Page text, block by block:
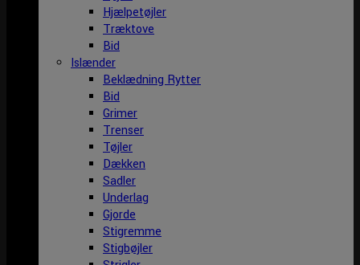
Hjælpetøjler
Træktove
Bid
Islænder
Beklædning Rytter
Bid
Grimer
Trenser
Tøjler
Dækken
Sadler
Underlag
Gjorde
Stigremme
Stigbøjler